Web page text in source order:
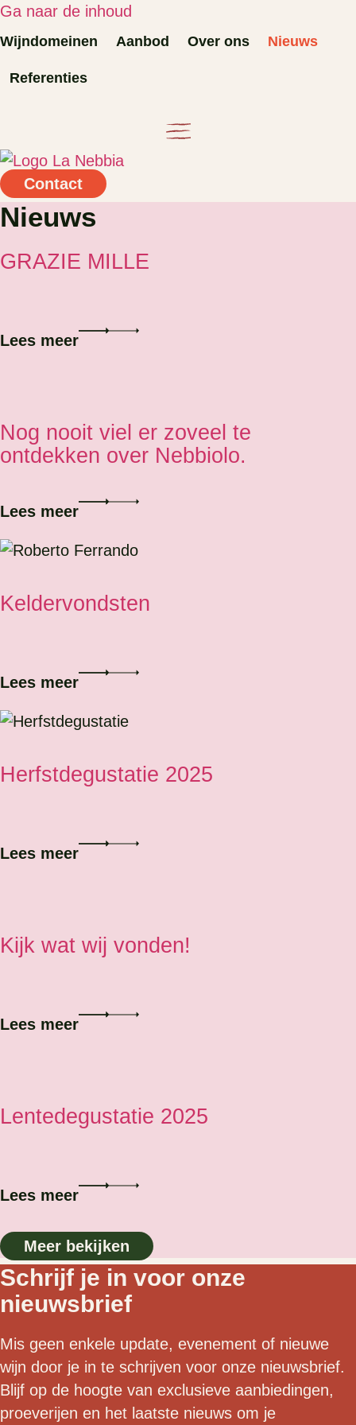
Ga naar de inhoud
Wijndomeinen Aanbod Over ons Nieuws
Referenties
Contact
Nieuws
GRAZIE MILLE
Lees meer
Nog nooit viel er zoveel te
ontdekken over Nebbiolo.
Lees meer
Keldervondsten
Lees meer
Herfstdegustatie 2025
Lees meer
Kijk wat wij vonden!
Lees meer
Lentedegustatie 2025
Lees meer
Meer bekijken
Schrijf je in voor onze
nieuwsbrief
Mis geen enkele update, evenement of nieuwe
wijn door je in te schrijven voor onze nieuwsbrief.
Blijf op de hoogte van exclusieve aanbiedingen,
proeverijen en het laatste nieuws om je